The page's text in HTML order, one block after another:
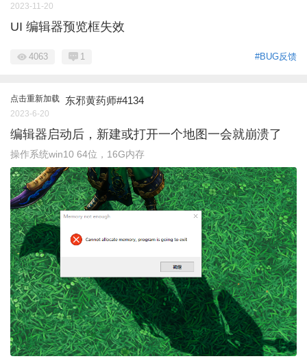
2023-11-20
UI 编辑器预览框失效
#BUG反馈
4063 1
点击重新加载 东邪黄药师#4134
2023-6-20
编辑器启动后，新建或打开一个地图一会就崩溃了
操作系统win10 64位，16G内存